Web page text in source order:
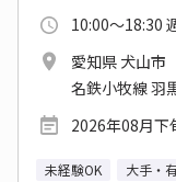
10:00～18:30
愛知県 犬山市
名鉄小牧線 羽
2026年08月下
未経験OK 大手・